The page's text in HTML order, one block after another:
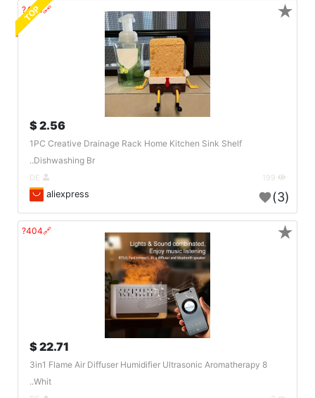
🔗404?
TOP
2.56 $
1PC Creative Drainage Rack Home Kitchen Sink Shelf
Dishwashing Br..
aliexpress (3)
★
🔗404?
22.71 $
3in1 Flame Air Diffuser Humidifier Ultrasonic Aromatherapy 8
Whit..
★